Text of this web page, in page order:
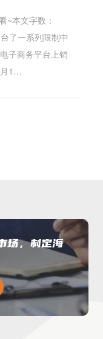
~本文字数：
了一系列限制中
子商务平台上销
月1…
场，制定海